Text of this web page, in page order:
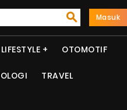
Masuk
LIFESTYLE OTOMOTIF
TRAVEL